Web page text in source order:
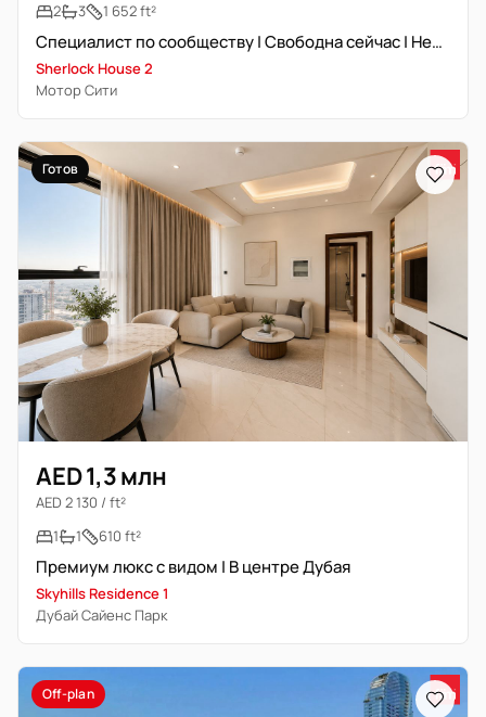
2
3 1 652 ft²
Специалист по сообществу | Свободна сейчас | Несколько вариантов
Sherlock House 2
Мотор Сити
Готов
AED 1,3 млн
AED 2 130 / ft²
1
1 610 ft²
Премиум люкс с видом | В центре Дубая
Skyhills Residence 1
Дубай Сайенс Парк
Off-plan